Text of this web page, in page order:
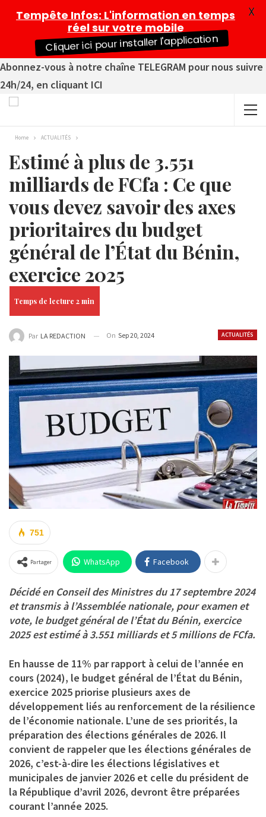
Abonnez-vous à notre chaîne TELEGRAM pour nous suivre
24h/24, en cliquant ICI
Home ACTUALITÉS
Estimé à plus de 3.551
milliards de FCfa : Ce que
vous devez savoir des axes
prioritaires du budget
général de l’État du Bénin,
exercice 2025
ACTUALITÉS
Par LA REDACTION On Sep 20, 2024
751
Partager WhatsApp Facebook
Décidé en Conseil des Ministres du 17 septembre 2024
et transmis à l’Assemblée nationale, pour examen et
vote, le budget général de l’État du Bénin, exercice
2025 est estimé à 3.551 milliards et 5 millions de FCfa.
En hausse de 11% par rapport à celui de l’année en
cours (2024), le budget général de l’État du Bénin,
exercice 2025 priorise plusieurs axes de
développement liés au renforcement de la résilience
de l’économie nationale. L’une de ses priorités, la
préparation des élections générales de 2026. Il
convient de rappeler que les élections générales de
2026, c’est-à-dire les élections législatives et
municipales de janvier 2026 et celle du président de
la République d’avril 2026, devront être préparées
courant l’année 2025.
Tempête Infos: L'information en temps
réel sur votre mobile
Cliquer ici pour installer l'application
X